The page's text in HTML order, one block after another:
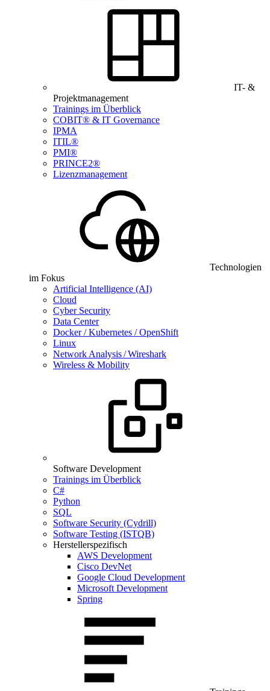
IT- &
Projektmanagement
Trainings im Überblick
COBIT® & IT Governance
IPMA
ITIL®
PMI®
PRINCE2®
Lizenzmanagement
Technologien
im Fokus
Artificial Intelligence (AI)
Cloud
Cyber Security
Data Center
Docker / Kubernetes / OpenShift
Linux
Network Analysis / Wireshark
Wireless & Mobility
Software Development
Trainings im Überblick
C#
Python
SQL
Software Security (Cydrill)
Software Testing (ISTQB)
Herstellerspezifisch
AWS Development
Cisco DevNet
Google Cloud Development
Microsoft Development
Spring